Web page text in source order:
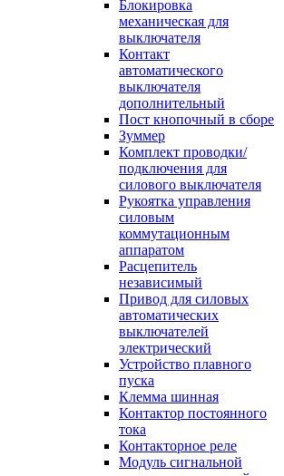
Блокировка
механическая для
выключателя
Контакт
автоматического
выключателя
дополнительный
Пост кнопочный в сборе
Зуммер
Комплект проводки/
подключения для
силового выключателя
Рукоятка управления
силовым
коммутационным
аппаратом
Расцепитель
независимый
Привод для силовых
автоматических
выключателей
электрический
Устройство плавного
пуска
Клемма шинная
Контактор постоянного
тока
Контакторное реле
Модуль сигнальной